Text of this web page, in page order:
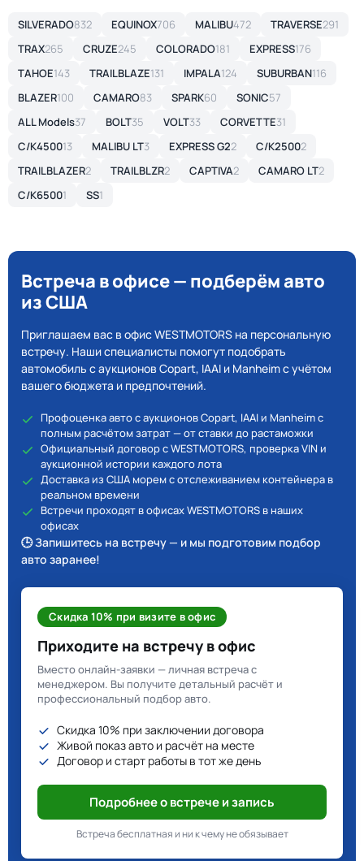
SILVERADO832 EQUINOX706 MALIBU472 TRAVERSE291
TRAX265 CRUZE245 COLORADO181 EXPRESS176
TAHOE143 TRAILBLAZE131 IMPALA124 SUBURBAN116
BLAZER100 CAMARO83 SPARK60 SONIC57
ALL Models37 BOLT35 VOLT33 CORVETTE31
C/K450013 MALIBU LT3 EXPRESS G22 C/K25002
TRAILBLAZER2 TRAILBLZR2 CAPTIVA2 CAMARO LT2
C/K65001 SS1
Встреча в офисе — подберём авто
из США
Приглашаем вас в офис WESTMOTORS на персональную
встречу. Наши специалисты помогут подобрать
автомобиль с аукционов Copart, IAAI и Manheim с учётом
вашего бюджета и предпочтений.
Профоценка авто с аукционов Copart, IAAI и Manheim с
полным расчётом затрат — от ставки до растаможки
Официальный договор с WESTMOTORS, проверка VIN и
аукционной истории каждого лота
Доставка из США морем с отслеживанием контейнера в
реальном времени
Встречи проходят в офисах WESTMOTORS в наших
офисах
🕒 Запишитесь на встречу — и мы подготовим подбор
авто заранее!
Скидка 10% при визите в офис
Приходите на встречу в офис
Вместо онлайн-заявки — личная встреча с
менеджером. Вы получите детальный расчёт и
профессиональный подбор авто.
Скидка 10% при заключении договора
Живой показ авто и расчёт на месте
Договор и старт работы в тот же день
Подробнее о встрече и запись
Встреча бесплатная и ни к чему не обязывает